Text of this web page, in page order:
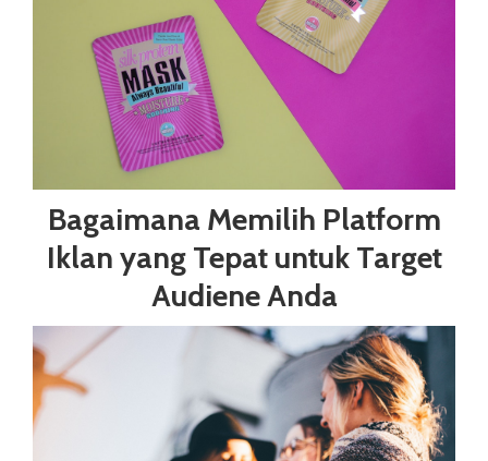
Bagaimana Memilih Platform
Iklan yang Tepat untuk Target
Audiene Anda